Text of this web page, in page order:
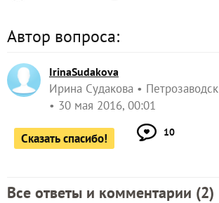
Автор вопроса:
IrinaSudakova
Ирина Судакова
Петрозаводск
30 мая 2016, 00:01
Сказать спасибо! 10
Все ответы и комментарии (2)